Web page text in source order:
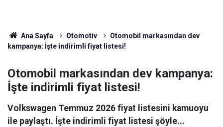
Ana Sayfa Otomotiv
Otomobil markasından dev
kampanya: İşte indirimli fiyat listesi!
Otomobil markasından dev kampanya:
İşte indirimli fiyat listesi!
Volkswagen Temmuz 2026 fiyat listesini kamuoyu
ile paylaştı. İşte indirimli fiyat listesi şöyle...